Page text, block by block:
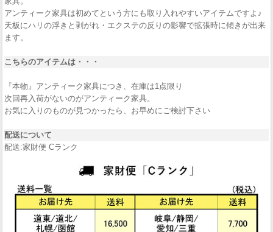
アンティーク家具は初めてという方にも取り入れやすいアイテムですよ♪
天板にハリの浮きと剥がれ・エクステの反りの影響で拡張時に傾きが出来
ます。
こちらのアイテムは・・・
『本物』アンティーク家具につき、在庫は1点限り
次回再入荷がないのがアンティーク家具。
お気に入りのものが見つかったら、お早めにご検討下さい
配送について
配送:家財便 Cランク